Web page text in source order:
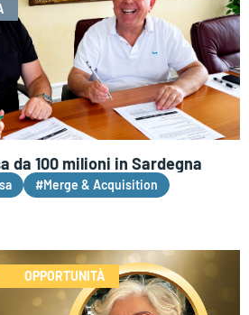
da 100 milioni in Sardegna
#Merge & Acquisition
OPPORTUNITÀ